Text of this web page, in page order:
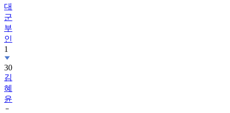
대
군
부
인
1
30
김
혜
윤